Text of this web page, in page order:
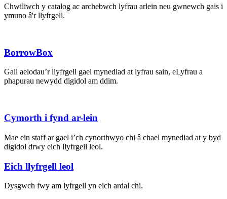
Chwiliwch y catalog ac archebwch lyfrau arlein neu gwnewch gais i
ymuno â'r llyfrgell.
BorrowBox
Gall aelodau’r llyfrgell gael mynediad at lyfrau sain, eLyfrau a
phapurau newydd digidol am ddim.
Cymorth i fynd ar-lein
Mae ein staff ar gael i’ch cynorthwyo chi â chael mynediad at y byd
digidol drwy eich llyfrgell leol.
Eich llyfrgell leol
Dysgwch fwy am lyfrgell yn eich ardal chi.